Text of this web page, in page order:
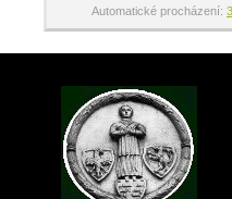
Automatické procházení: 3